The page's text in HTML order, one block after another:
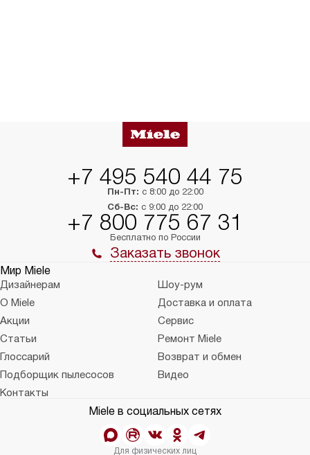
+7 495 540 44 75
Пн-Пт: с 8:00 до 22:00
Сб-Вс: с 9:00 до 22:00
+7 800 775 67 31
Бесплатно по России
Заказать звонок
Мир Miele
Дизайнерам
Шоу-рум
О Miele
Доставка и оплата
Акции
Сервис
Статьи
Ремонт Miele
Глоссарий
Возврат и обмен
Подборщик пылесосов
Видео
Контакты
Miele в социальных сетях
Для физических лиц